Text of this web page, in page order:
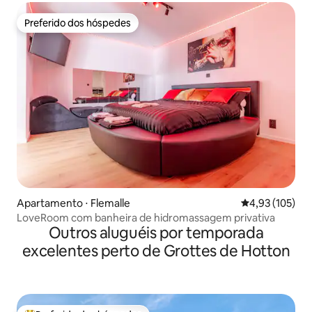
Preferido dos hóspedes
Preferido dos hóspedes
Apartamento ⋅ Flemalle 4,93 de uma
4,93 (105)
LoveRoom com banheira de hidromassagem privativa
Outros aluguéis por temporada
excelentes perto de Grottes de Hotton